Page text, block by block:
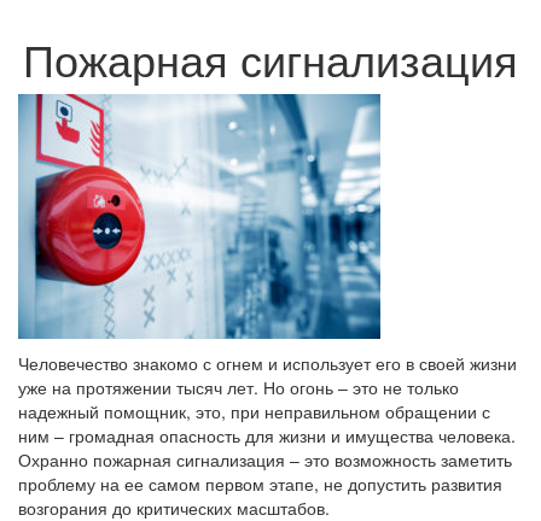
Пожарная сигнализация
Человечество знакомо с огнем и использует его в своей жизни
уже на протяжении тысяч лет. Но огонь – это не только
надежный помощник, это, при неправильном обращении с
ним – громадная опасность для жизни и имущества человека.
Охранно пожарная сигнализация – это возможность заметить
проблему на ее самом первом этапе, не допустить развития
возгорания до критических масштабов.